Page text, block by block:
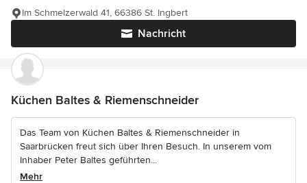
Nachricht
Im Schmelzerwald 41, 66386 St. Ingbert
Küchen Baltes & Riemenschneider
Das Team von Küchen Baltes & Riemenschneider in
Saarbrücken freut sich über Ihren Besuch. In unserem vom
Inhaber Peter Baltes geführten...
Mehr